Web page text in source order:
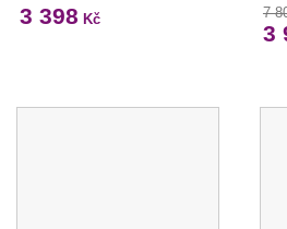
3 398 Kč 7
3